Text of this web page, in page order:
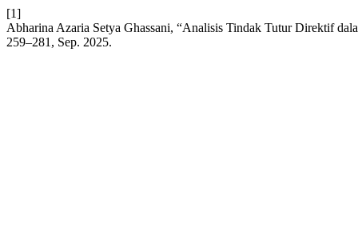
[1]
Abharina Azaria Setya Ghassani, “Analisis Tindak Tutur Direktif
259–281, Sep. 2025.